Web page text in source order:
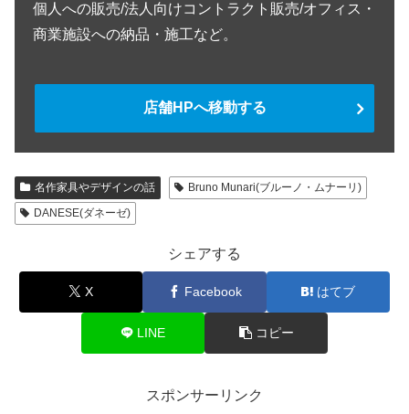
個人への販売/法人向けコントラクト販売/オフィス・
商業施設への納品・施工など。
店舗HPへ移動する
名作家具やデザインの話
Bruno Munari(ブルーノ・ムナーリ)
DANESE(ダネーゼ)
シェアする
X Facebook はてブ
LINE コピー
スポンサーリンク